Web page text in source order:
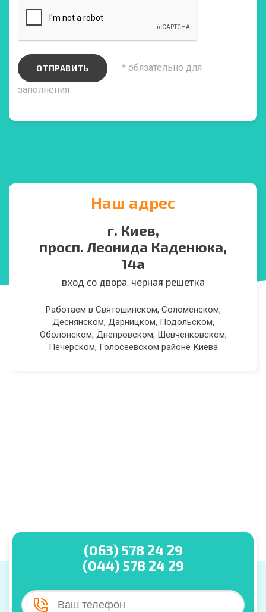
ОТПРАВИТЬ
* обязательно для
заполнения
Наш адрес
г. Киев,
просп. Леонида Каденюка,
14а
вход со двора, черная решетка
Работаем в Святошинском, Соломенском,
Деснянском, Дарницком, Подольском,
Оболонском, Днепровском, Шевченковском,
Печерском, Голосеевском районе Киева
(063) 578 24 29
(044) 578 24 29